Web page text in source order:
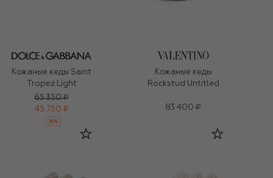
Кожаные кеды Saint
Tropez Light
65 350 ₽
45 750 ₽
-30%
Кожаные кеды
Rockstud Untitled
83 400 ₽